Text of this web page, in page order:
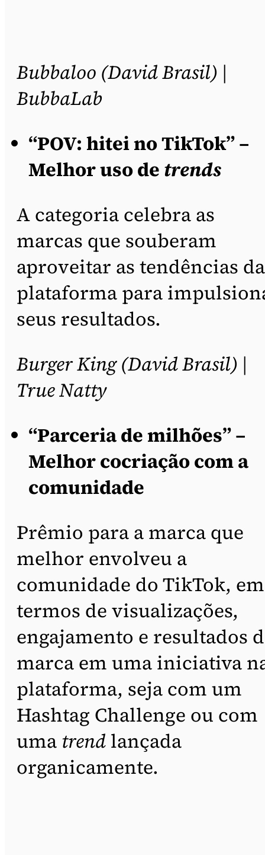
Bubbaloo (David Brasil) |
BubbaLab
“POV: hitei no TikTok” –
Melhor uso de trends
A categoria celebra as
marcas que souberam
aproveitar as tendências da
plataforma para
seus resultados.
Burger King (David Brasil) |
True Natty
“Parceria de milhões” –
Melhor cocriação com a
comunidade
Prêmio para a marca que
melhor envolveu a
comunidade do TikTok, em
termos de visualizações,
engajamento e resultados
marca em uma iniciativa
plataforma, seja com um
Hashtag Challenge ou com
uma trend lançada
organicamente.